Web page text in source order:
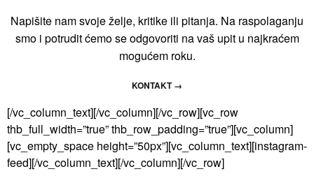
Napišite nam svoje želje, kritike ili pitanja. Na raspolaganju
smo i potrudit ćemo se odgovoriti na vaš upit u najkraćem
mogućem roku.
KONTAKT →
[/vc_column_text][/vc_column][/vc_row][vc_row
thb_full_width=”true” thb_row_padding=”true”][vc_column]
[vc_empty_space height=”50px”][vc_column_text][instagram-
feed][/vc_column_text][/vc_column][/vc_row]